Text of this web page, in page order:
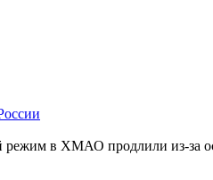
в ХМАО продлили из-за